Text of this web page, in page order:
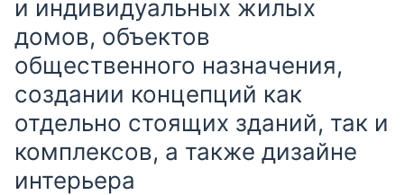
и индивидуальных жилых
домов, объектов
общественного назначения,
создании концепций как
отдельно стоящих зданий, так и
комплексов, а также дизайне
интерьера